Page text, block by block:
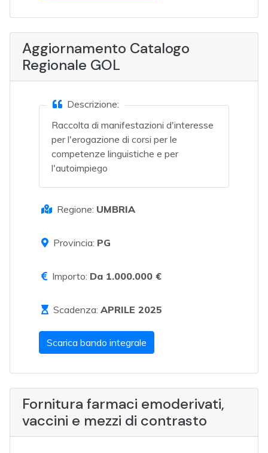
Aggiornamento Catalogo
Regionale GOL
Descrizione:
Raccolta di manifestazioni d'interesse
per l'erogazione di corsi per le
competenze linguistiche e per
l'autoimpiego
Regione: UMBRIA
Provincia: PG
Importo: Da 1.000.000 €
Scadenza: APRILE 2025
Scarica bando integrale
Fornitura farmaci emoderivati,
vaccini e mezzi di contrasto